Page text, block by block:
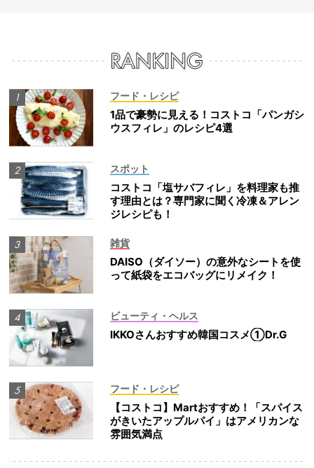
フード・レシピ
1品で豪勢に見える！コストコ「パンガシ
ウスフィレ」のレシピ4選
スポット
コストコ「塩サバフィレ」を料理家も推
す理由とは？専門家に聞く冷凍＆アレン
ジレシピも！
雑貨
DAISO（ダイソー）の意外なシートを使
って紙袋をエコバッグにリメイク！
ビューティ・ヘルス
IKKOさんおすすめ韓国コスメ①Dr.G
フード・レシピ
【コストコ】Martおすすめ！「スパイス
がきいたアップルパイ」はアメリカンな
雰囲気満点